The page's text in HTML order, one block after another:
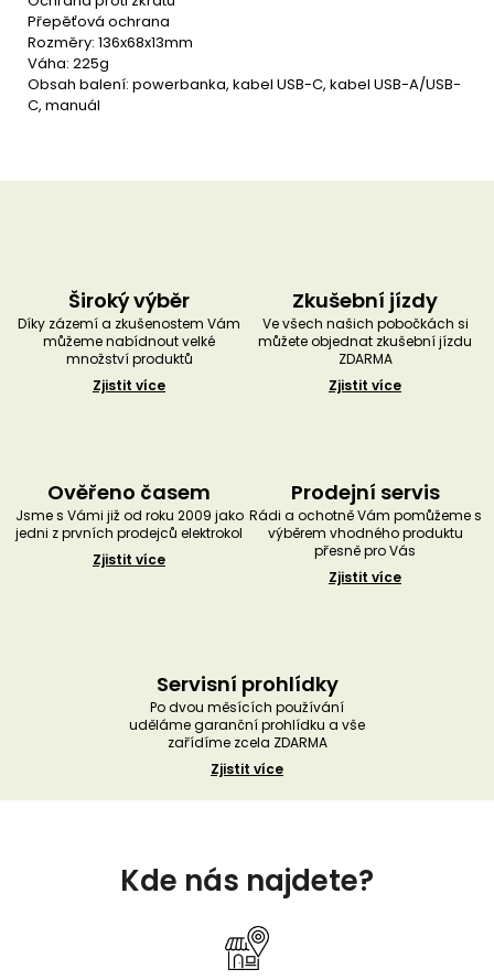
Přepěťová ochrana
Rozměry: 136x68x13mm
Váha: 225g
Obsah balení: powerbanka, kabel USB-C, kabel USB-A/USB-
C, manuál
Široký výběr
Díky zázemí a zkušenostem Vám
můžeme nabídnout velké
množství produktů
Zjistit více
Zkušební jízdy
Ve všech našich pobočkách si
můžete objednat zkušební jízdu
ZDARMA
Zjistit více
Ověřeno časem
Jsme s Vámi již od roku 2009 jako
jedni z prvních prodejců elektrokol
Zjistit více
Prodejní servis
Rádi a ochotně Vám pomůžeme s
výběrem vhodného produktu
přesně pro Vás
Zjistit více
Servisní prohlídky
Po dvou měsících používání
uděláme garanční prohlídku a vše
zařídíme zcela ZDARMA
Zjistit více
Kde nás najdete?